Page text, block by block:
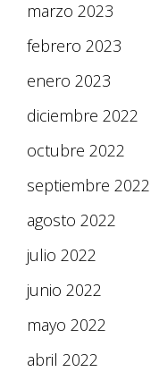
marzo 2023
febrero 2023
enero 2023
diciembre 2022
octubre 2022
septiembre 2022
agosto 2022
julio 2022
junio 2022
mayo 2022
abril 2022